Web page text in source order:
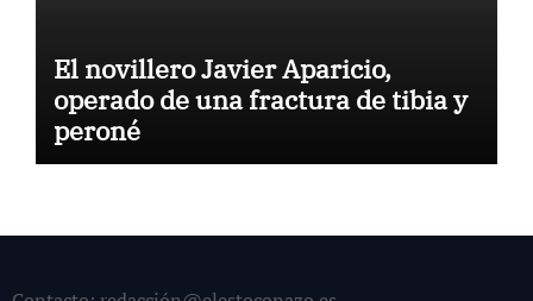
El novillero Javier Aparicio,
operado de una fractura de tibia y
peroné